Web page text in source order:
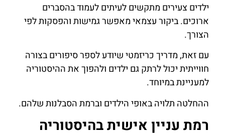
ילדים צעירים מתקשים לעיתים לעמוד בהסברים
ארוכים. ביקור עצמאי מאפשר גמישות והפסקות לפי
הצורך.
עם זאת, מדריך כריזמטי שיודע לספר סיפורים בצורה
חווייתית יכול לרתק גם ילדים ולהפוך את ההיסטוריה
למעניינת במיוחד.
ההחלטה תלויה באופי הילדים וברמת הסבלנות שלהם.
רמת עניין אישית בהיסטוריה